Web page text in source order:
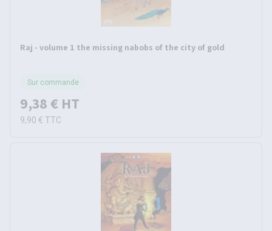
Raj - volume 1 the missing nabobs of the city of gold
Sur commande
9,38 € HT
9,90 € TTC